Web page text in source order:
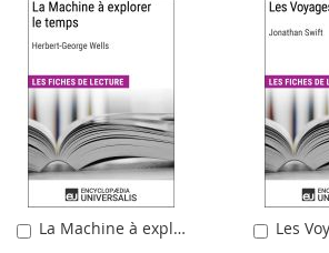
La Machine à explorer le temps d'Herbert-George Wells
Ajouter
Ajouter